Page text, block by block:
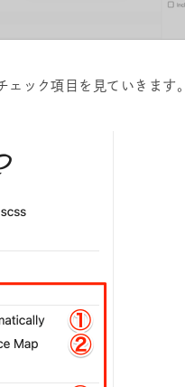
ェック項目を見ていきます。